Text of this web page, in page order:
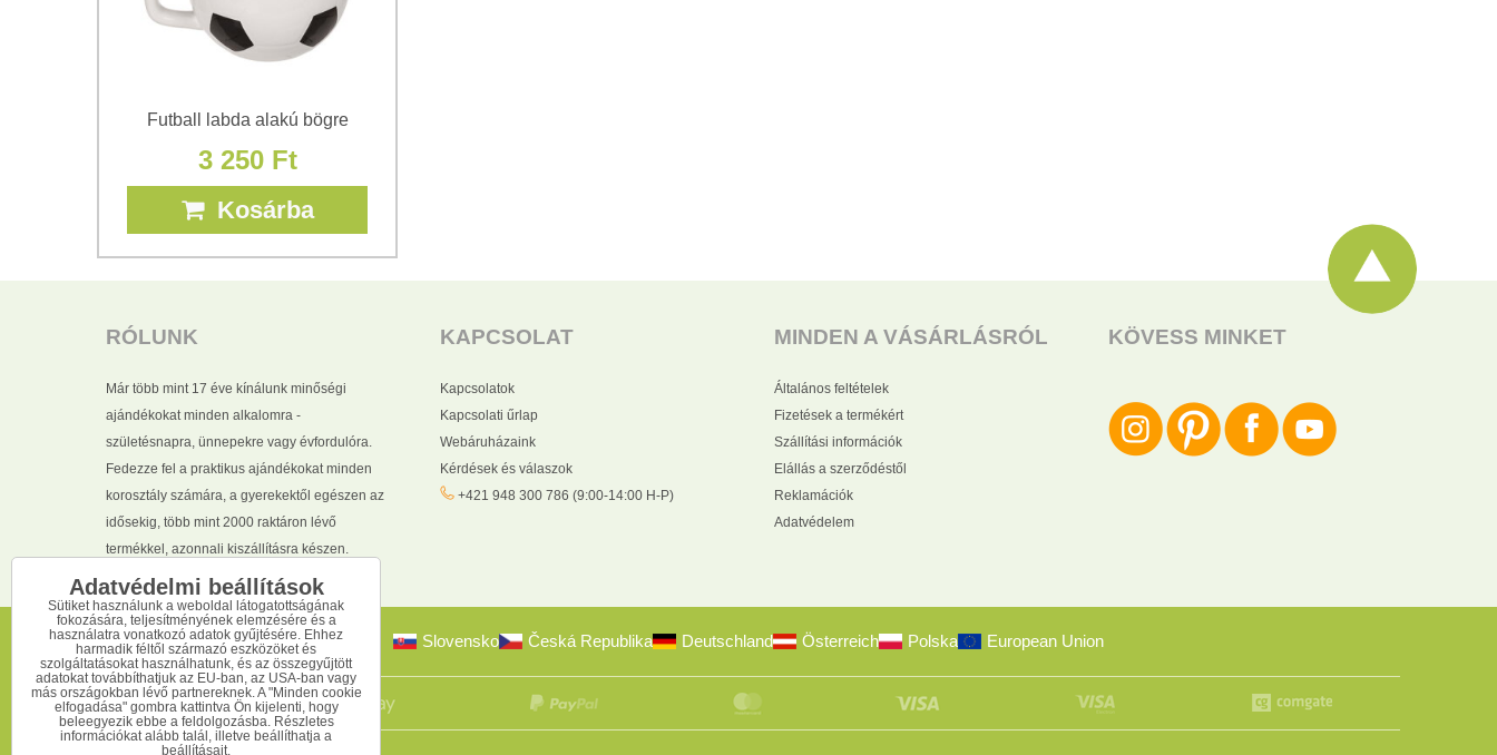
Futball labda alakú bögre
3 250 Ft
Kosárba
RÓLUNK
Már több mint 17 éve kínálunk minőségi
ajándékokat minden alkalomra -
születésnapra, ünnepekre vagy évfordulóra.
Fedezze fel a praktikus ajándékokat minden
korosztály számára, a gyerekektől egészen az
idősekig, több mint 2000 raktáron lévő
termékkel, azonnali kiszállításra készen.
KAPCSOLAT
Kapcsolatok
Kapcsolati űrlap
Webáruházaink
Kérdések és válaszok
+421 948 300 786 (9:00-14:00 H-P)
MINDEN A VÁSÁRLÁSRÓL
Általános feltételek
Fizetések a termékért
Szállítási információk
Elállás a szerződéstől
Reklamációk
Adatvédelem
KÖVESS MINKET
Slovensko Česká Republika Deutschland Österreich Polska European Union
Adatvédelmi beállítások
Sütiket használunk a weboldal látogatottságának
fokozására, teljesítményének elemzésére és a
használatra vonatkozó adatok gyűjtésére. Ehhez
harmadik féltől származó eszközöket és
szolgáltatásokat használhatunk, és az összegyűjtött
adatokat továbbíthatjuk az EU-ban, az USA-ban vagy
más országokban lévő partnereknek. A "Minden cookie
elfogadása" gombra kattintva Ön kijelenti, hogy
beleegyezik ebbe a feldolgozásba. Részletes
információkat alább talál, illetve beállíthatja a
beállításait.